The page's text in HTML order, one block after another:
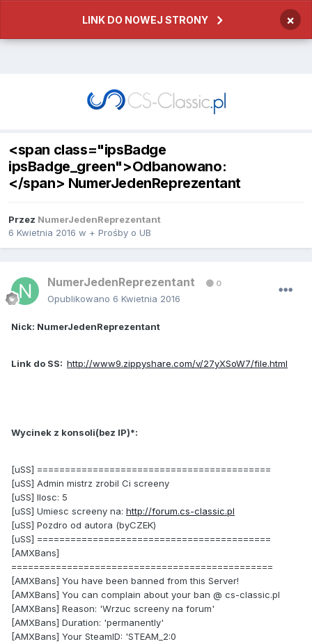
LINK DO NOWEJ STRONY ×
<span class="ipsBadge
ipsBadge_green">Odbanowano:
</span> NumerJedenReprezentant
Przez NumerJedenReprezentant
6 Kwietnia 2016 w + Prośby o UB
NumerJedenReprezentant 0
Opublikowano 6 Kwietnia 2016
Nick: NumerJedenReprezentant
Link do SS: http://www9.zippyshare.com/v/27yXSoW7/file.html
Wycinek z konsoli(bez IP)*:
[uSS] ==========================================
[uSS] Admin mistrz zrobil Ci screeny
[uSS] Ilosc: 5
[uSS] Umiesc screeny na: http://forum.cs-classic.pl
[uSS] Pozdro od autora (byCZEK)
[uSS] ==========================================
[AMXBans]
===============================================
[AMXBans] You have been banned from this Server!
[AMXBans] You can complain about your ban @ cs-classic.pl
[AMXBans] Reason: 'Wrzuc screeny na forum'
[AMXBans] Duration: 'permanently'
[AMXBans] Your SteamID: 'STEAM_2:0